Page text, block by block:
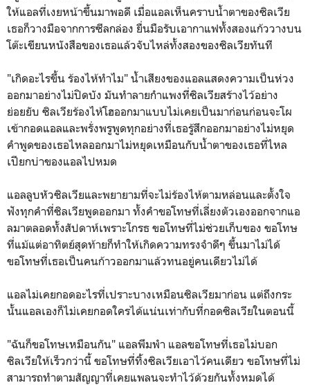
ให้แอลที่เงยหน้าขึ้นมาพอดี เมื่อแอลเห็นคราบน้ำตาของซิลเวีย
เธอก็วางมือจากการซีลกล่อง ยื่นมือรับเอากาแฟทั้งสองแก้ววางบน
โต๊ะเขียนหนังสือของเธอแล้วจับไหล่ทั้งสองของซิลเวียทันที
"เกิดอะไรขึ้น ร้องไห้ทำไม" น้ำเสียงของแอลแสดงความเป็นห่วง
ออกมาอย่างไม่ปิดบัง มันทำลายกำแพงที่ซิลเวียสร้างไว้อย่าง
ย่อยยับ ซิลเวียร้องไห้โฮออกมาแบบไม่เคยเป็นมาก่อนก่อนจะโผ
เข้ากอดแอลและพรั่งพรูพูดทุกอย่างที่เธอรู้สึกออกมาอย่างไม่หยุด
คำพูดของเธอไหลออกมาไม่หยุดเหมือนกับน้ำตาของเธอที่ไหล
เปียกบ่าของแอลไปหมด
แอลลูบหัวซิลเวียและพยายามที่จะไม่ร้องไห้ตามหล่อนและตั้งใจ
ฟังทุกคำที่ซิลเวียพูดออกมา ทั้งคำขอโทษที่เลี่ยงตัวเองออกจากแอ
ลมาตลอดทั้งสัปดาห์เพราะโกรธ ขอโทษที่ไม่ช่วยเก็บของ ขอโทษ
ที่แม้แต่อาทิตย์สุดท้ายก็ทำให้เกิดความทรงจำดีๆ ขึ้นมาไม่ได้
ขอโทษที่เธอเป็นคนก้าวออกมาแล้วทนอยู่คนเดียวไม่ได้
แอลไม่เคยกอดอะไรที่เปราะบางเหมือนซิลเวียมาก่อน แต่ถึงกระ
นั้นแอลเองก็ไม่เคยกอดใครได้แน่นเท่ากับที่กอดซิลเวียในตอนนี้
"ฉันก็ขอโทษเหมือนกัน" แอลพึมพำ แอลขอโทษที่เธอไม่บอก
ซิลเวียให้เร็วกว่านี้ ขอโทษที่ทิ้งซิลเวียเอาไว้คนเดียว ขอโทษที่ไม่
สามารถทำตามสัญญาที่เคยแพลนจะทำไว้ด้วยกันทั้งหมดได้